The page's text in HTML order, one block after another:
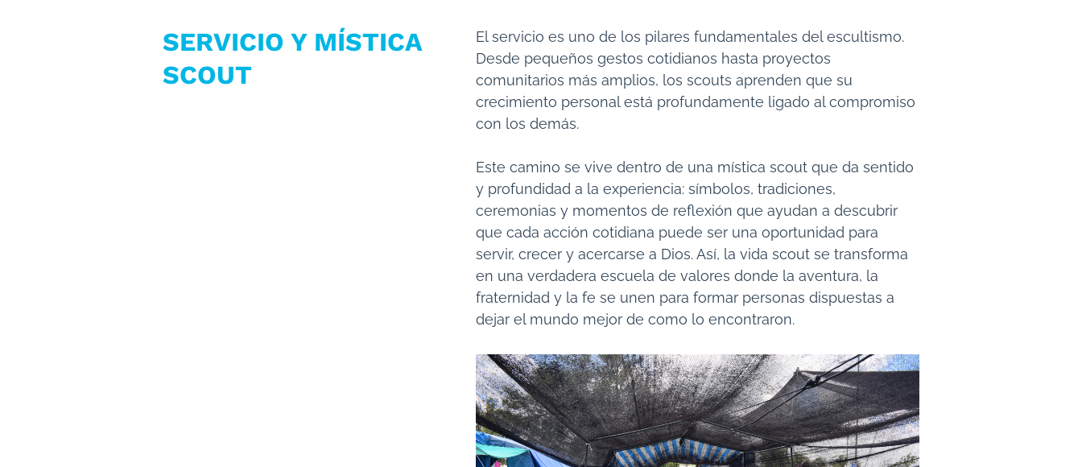
SERVICIO Y MÍSTICA
SCOUT
El servicio es uno de los pilares fundamentales del escultismo.
Desde pequeños gestos cotidianos hasta proyectos
comunitarios más amplios, los scouts aprenden que su
crecimiento personal está profundamente ligado al compromiso
con los demás.
Este camino se vive dentro de una mística scout que da sentido
y profundidad a la experiencia: símbolos, tradiciones,
ceremonias y momentos de reflexión que ayudan a descubrir
que cada acción cotidiana puede ser una oportunidad para
servir, crecer y acercarse a Dios. Así, la vida scout se transforma
en una verdadera escuela de valores donde la aventura, la
fraternidad y la fe se unen para formar personas dispuestas a
dejar el mundo mejor de como lo encontraron.